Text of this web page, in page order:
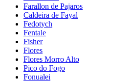
Farallon de Pajaros
Caldeira de Fayal
Fedotych
Fentale
Fisher
Flores
Flores Morro Alto
Pico do Fogo
Fonualei